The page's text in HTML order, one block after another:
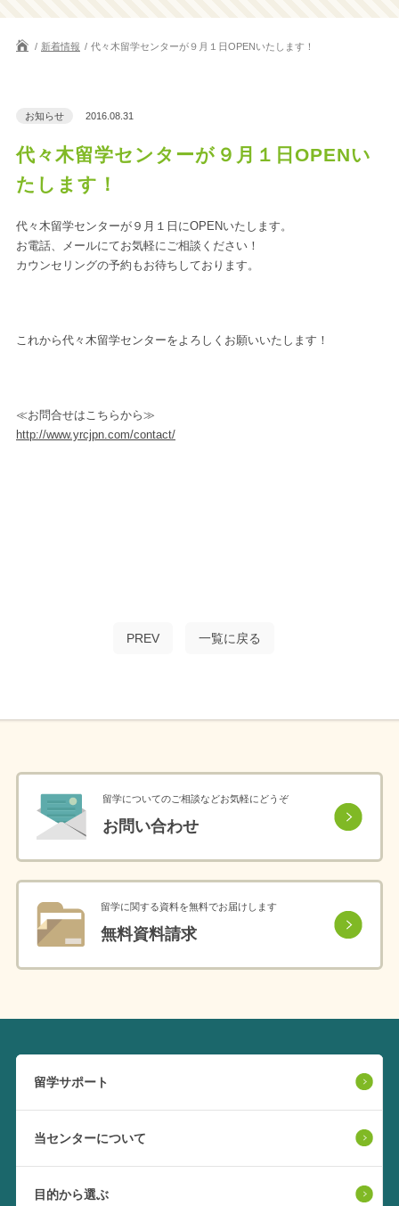
新着情報 代々木留学センターが９月１日OPENいたします！
お知らせ 2016.08.31
代々木留学センターが９月１日OPENい
たします！
代々木留学センターが９月１日にOPENいたします。
お電話、メールにてお気軽にご相談ください！
カウンセリングの予約もお待ちしております。
これから代々木留学センターをよろしくお願いいたします！
≪お問合せはこちらから≫
http://www.yrcjpn.com/contact/
PREV 一覧に戻る
留学についてのご相談などお気軽にどうぞ
お問い合わせ
留学に関する資料を無料でお届けします
無料資料請求
留学サポート
当センターについて
目的から選ぶ